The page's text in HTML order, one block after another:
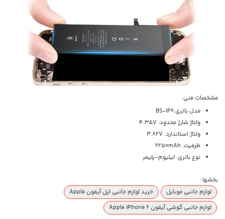
مشخصات فنی:
مدل باتری:BS-IP6
ولتاژ شارژ محدود: 4.35V
ولتاژ استاندارد: 3.82V
ظرفیت: 2250mAh
نوع باتری: لیتیوم-پلیمر
بخشها :
لوازم جانبی موبایل
خرید لوازم جانبی اپل آیفون Apple
لوازم جانبی گوشی آیفون Apple iPhone 6